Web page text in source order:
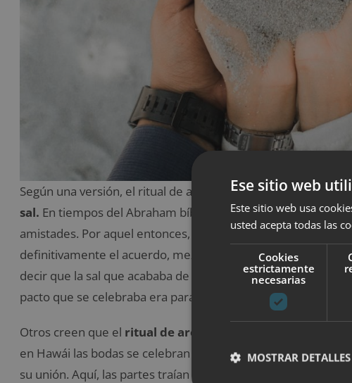
Según una versión, el ritual de arena de las bodas procede
sal. En tiempos del Abraham bíblico, se utilizaba el pacto de
amistades. Por aquel entonces, las partes contratantes
definitivamente el acuerdo, mezclaban la sal en el suelo.
decir que la sal que acababa de vertirse nunca podría
pacto que se celebraba era para toda la vida.
Otros creen que el ritual de arena en una boda
en Hawái las bodas se celebran en la playa y,
su unión. Aquí, las partes traían un puñado de arena de sus
Ese sitio web
Este sitio web usa
usted acepta todas las
Cookies
estrictamente
necesarias
MOSTRAR DETALLES